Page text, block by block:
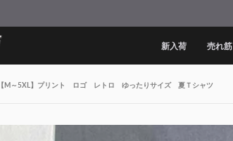
新入荷 売れ筋
【M～5XL】プリント ロゴ レトロ ゆったりサイズ 夏Ｔシャツ